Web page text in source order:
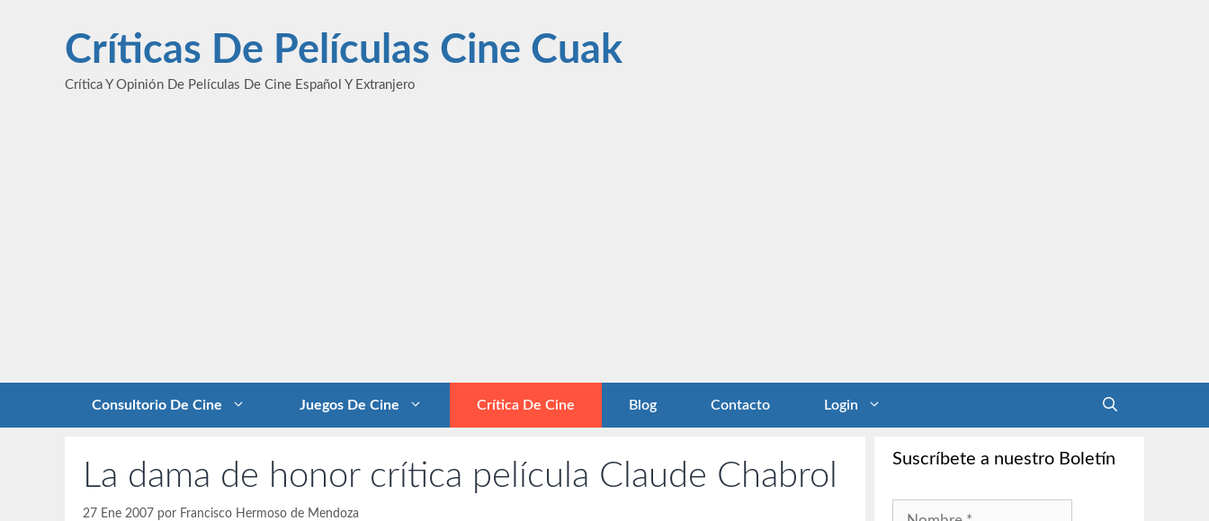
contenidoCríticas De Películas Cine Cuak
Crítica Y Opinión De Películas De Cine Español Y Extranjero
Consultorio De Cine Juegos De Cine Crítica De Cine Blog Contacto Login
La dama de honor crítica película Claude Chabrol
27 Ene 2007 por Francisco Hermoso de Mendoza
Suscríbete a nuestro Boletín